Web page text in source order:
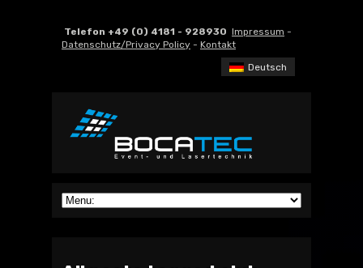
Telefon +49 (0) 4181 - 928930 Impressum -
Datenschutz/Privacy Policy - Kontakt
Deutsch